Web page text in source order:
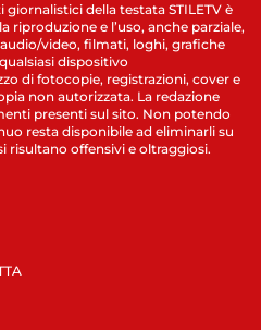
della testata STILETV è
riproduzione e l’uso, anche parziale,
video, filmati, loghi, grafiche
dispositivo
di fotocopie, registrazioni, cover e
non autorizzata. La redazione
presenti sul sito. Non potendo
resta disponibile ad eliminarli su
risultano offensivi e oltraggiosi.